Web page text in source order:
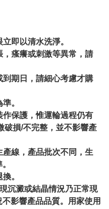
即以清水洗淨。
瘙癢或刺激等異常，請
期日，請細心考慮才購
。
保護，惟運輪過程仍有
破損/不完整，並不影響產
線，產品批次不同，生
。
沉澱或結晶情況乃正常現
影響產品品質。用家使用